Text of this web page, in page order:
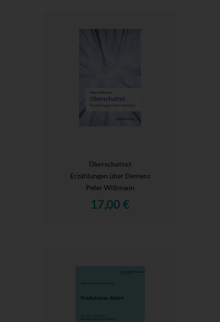
Überschattet
Erzählungen über Demenz
Peter Wißmann
17,00 €